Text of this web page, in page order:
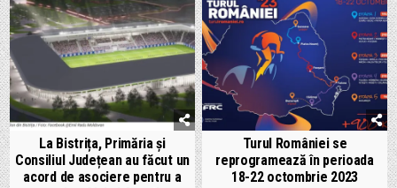
La Bistrița, Primăria și
Consiliul Județean au făcut un
acord de asociere pentru a
Turul României se
reprogramează în perioada
18-22 octombrie 2023